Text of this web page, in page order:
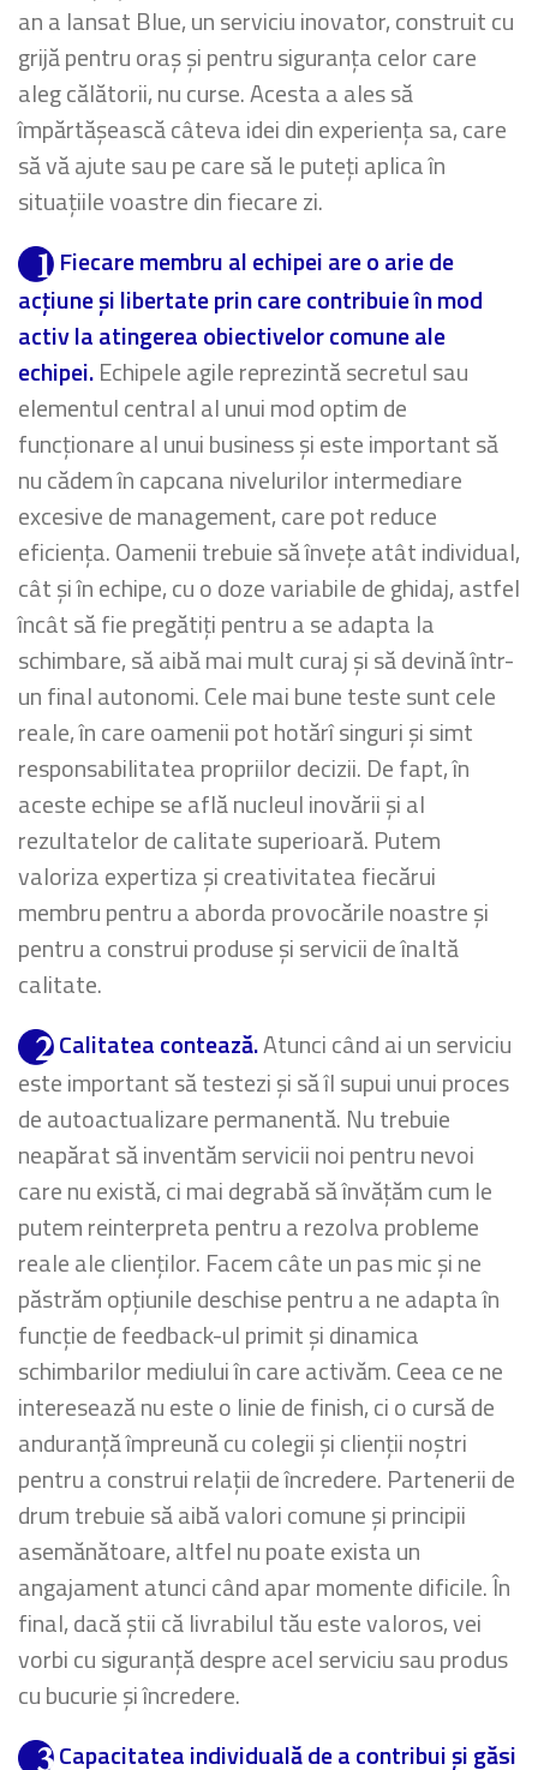
an a lansat Blue, un serviciu inovator, construit cu
grijă pentru oraș și pentru siguranța celor care
aleg călătorii, nu curse. Acesta a ales să
împărtășească câteva idei din experiența sa, care
să vă ajute sau pe care să le puteți aplica în
situațiile voastre din fiecare zi.
Fiecare membru al echipei are o arie de
acțiune și libertate prin care contribuie în mod
activ la atingerea obiectivelor comune ale
echipei.Echipele agile reprezintă secretul sau
elementul central al unui mod optim de
funcționare al unui business și este important să
nu cădem în capcana nivelurilor intermediare
excesive de management, care pot reduce
eficiența. Oamenii trebuie să învețe atât individual,
cât și în echipe, cu o doze variabile de ghidaj, astfel
încât să fie pregătiți pentru a se adapta la
schimbare, să aibă mai mult curaj și să devină într-
un final autonomi. Cele mai bune teste sunt cele
reale, în care oamenii pot hotărî singuri și simt
responsabilitatea propriilor decizii. De fapt, în
aceste echipe se află nucleul inovării și al
rezultatelor de calitate superioară. Putem
valoriza expertiza și creativitatea fiecărui
membru pentru a aborda provocările noastre și
pentru a construi produse și servicii de înaltă
calitate.
Calitatea contează.Atunci când ai un serviciu
este important să testezi și să îl supui unui proces
de autoactualizare permanentă. Nu trebuie
neapărat să inventăm servicii noi pentru nevoi
care nu există, ci mai degrabă să învățăm cum le
putem reinterpreta pentru a rezolva probleme
reale ale clienților. Facem câte un pas mic și ne
păstrăm opțiunile deschise pentru a ne adapta în
funcție de feedback-ul primit și dinamica
schimbarilor mediului în care activăm. Ceea ce ne
interesează nu este o linie de finish, ci o cursă de
anduranță împreună cu colegii și clienții noștri
pentru a construi relații de încredere. Partenerii de
drum trebuie să aibă valori comune și principii
asemănătoare, altfel nu poate exista un
angajament atunci când apar momente dificile. În
final, dacă știi că livrabilul tău este valoros, vei
vorbi cu siguranță despre acel serviciu sau produs
cu bucurie și încredere.
Capacitatea individuală de a contribui și găsi